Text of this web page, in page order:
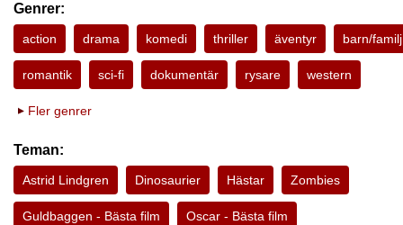
Genrer:
action drama komedi thriller äventyr barn/familj
romantik sci-fi dokumentär rysare western
Fler genrer
Teman:
Astrid Lindgren Dinosaurier Hästar Zombies
Guldbaggen - Bästa film Oscar - Bästa film